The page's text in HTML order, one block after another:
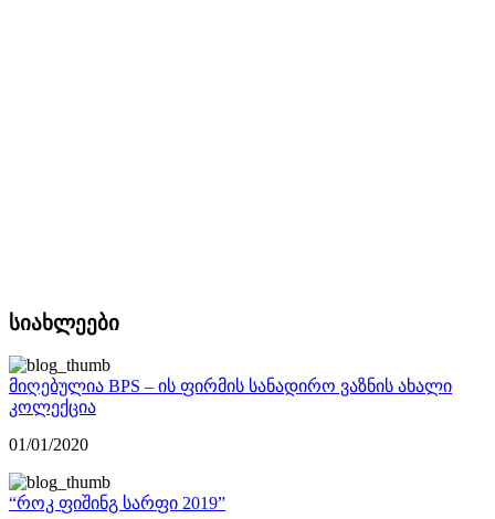
სიახლეები
მიღებულია BPS – ის ფირმის სანადირო ვაზნის ახალი
კოლექცია
01/01/2020
“როკ ფიშინგ სარფი 2019”